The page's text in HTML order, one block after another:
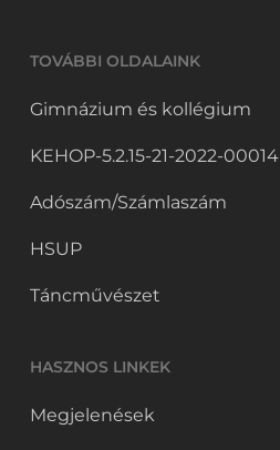
TOVÁBBI OLDALAINK
Gimnázium és kollégium
KEHOP-5.2.15-21-2022-00014
Adószám/Számlaszám
HSUP
Táncművészet
HASZNOS LINKEK
Megjelenések